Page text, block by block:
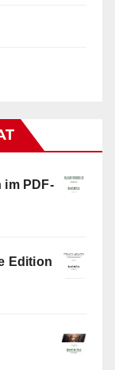
im PDF-
Edition